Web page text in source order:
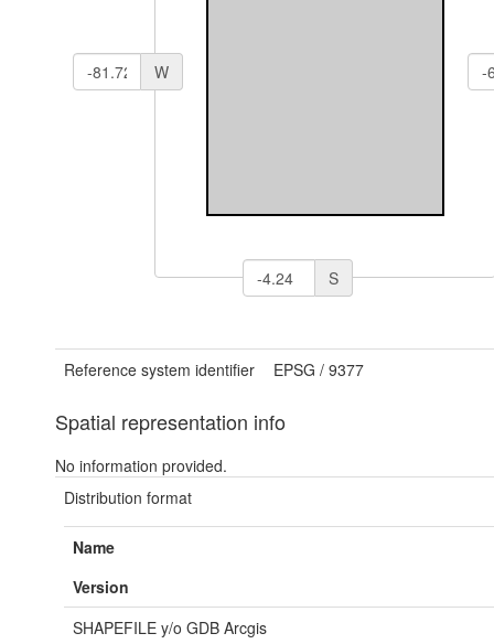
S
W
Reference system identifier EPSG /9377
Spatial representation info
No information provided.
Distribution format
Name
Version
SHAPEFILE y/o GDB Arcgis